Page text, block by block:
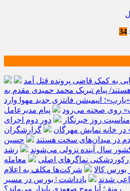
34
به کمک قاضی پرونده قتل آمد
پیام تبریک محمد حمیدی مقدم به
«یارپ»؛ انیمیشن فانتزی جدید مهوا وارد
روی صحنه می‌رود
پیام مدیرعامل
روز خبرنگار
دور دوم اجرای
در خانه نمایش مهرگان
گزارشگران
در میدان‌های سخت هستند
حسین
سال آینده نزولی می‌شوند
رشد
معامله
شرکت‌ها مکلف به اعلام
شدند
یادداشت | بورس در مسیر
رونق؛ آیا موج صعودی پایدار می‌ماند؟